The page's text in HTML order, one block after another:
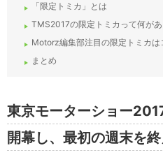
「限定トミカ」とは
TMS2017の限定トミカって何があ
Motorz編集部注目の限定トミカは
まとめ
東京モーターショー
開幕し、最初の週末を